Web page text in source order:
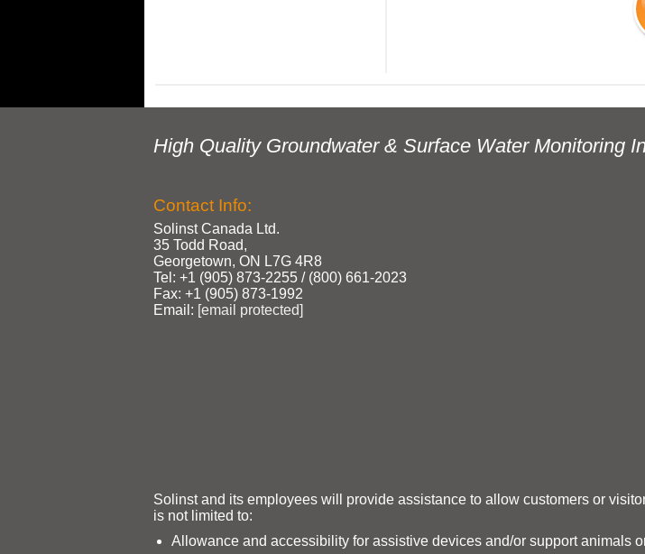
High Quality Groundwater & Surface Water Monitoring
Contact Info:
Solinst Canada Ltd.
35 Todd Road,
Georgetown, ON L7G 4R8
Tel: +1 (905) 873‑2255 / (800) 661‑2023
Fax: +1 (905) 873‑1992
Email: [email protected]
Solinst and its employees will provide assistance to allow customers or
is not limited to:
Allowance and accessibility for assistive devices and/or support animals